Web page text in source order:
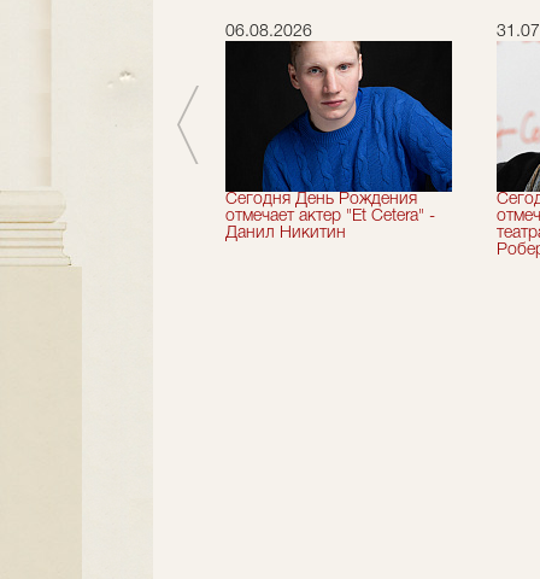
сезон!
06.08.2026
Сегодня День Рождения
отмечает актер "Et Cetera" -
Данил Никитин